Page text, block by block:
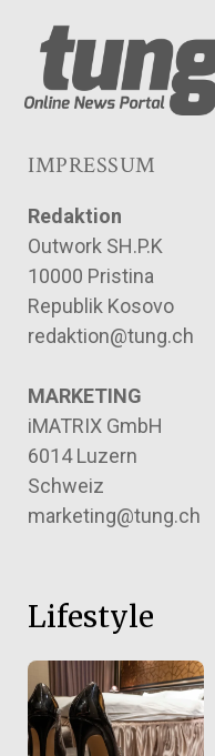
IMPRESSUM
Redaktion
Outwork SH.P.K
10000 Pristina
Republik Kosovo
redaktion@tung.ch
MARKETING
iMATRIX GmbH
6014 Luzern
Schweiz
marketing@tung.ch
Lifestyle